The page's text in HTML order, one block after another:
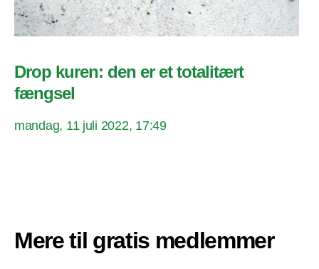
Drop kuren: den er et totalitært
fængsel
mandag, 11 juli 2022, 17:49
Mere til gratis medlemmer